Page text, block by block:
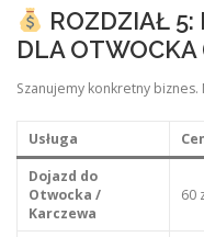
ROZDZIAŁ 5:
DLA OTWOCKA
Szanujemy konkretny
Usługa
Dojazd do
Otwocka /
Karczewa
60